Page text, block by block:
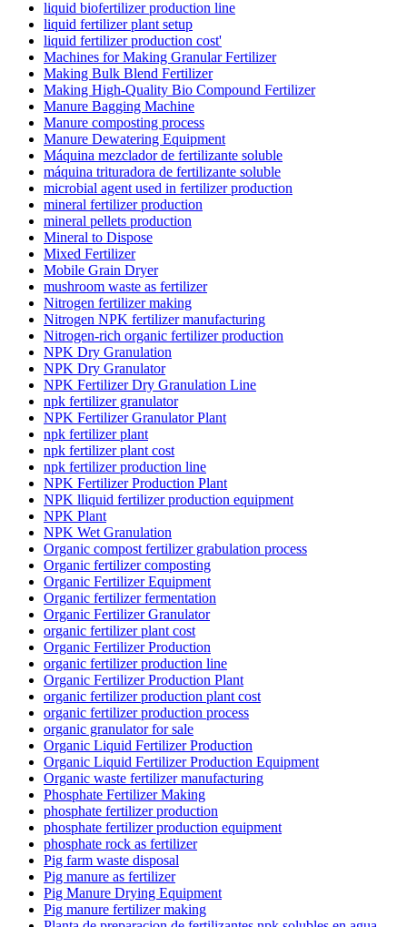
liquid biofertilizer production line
liquid fertilizer plant setup
liquid fertilizer production cost'
Machines for Making Granular Fertilizer
Making Bulk Blend Fertilizer
Making High-Quality Bio Compound Fertilizer
Manure Bagging Machine
Manure composting process
Manure Dewatering Equipment
Máquina mezclador de fertilizante soluble
máquina trituradora de fertilizante soluble
microbial agent used in fertilizer production
mineral fertilizer production
mineral pellets production
Mineral to Dispose
Mixed Fertilizer
Mobile Grain Dryer
mushroom waste as fertilizer
Nitrogen fertilizer making
Nitrogen NPK fertilizer manufacturing
Nitrogen-rich organic fertilizer production
NPK Dry Granulation
NPK Dry Granulator
NPK Fertilizer Dry Granulation Line
npk fertilizer granulator
NPK Fertilizer Granulator Plant
npk fertilizer plant
npk fertilizer plant cost
npk fertilizer production line
NPK Fertilizer Production Plant
NPK lliquid fertilizer production equipment
NPK Plant
NPK Wet Granulation
Organic compost fertilizer grabulation process
Organic fertilizer composting
Organic Fertilizer Equipment
Organic fertilizer fermentation
Organic Fertilizer Granulator
organic fertilizer plant cost
Organic Fertilizer Production
organic fertilizer production line
Organic Fertilizer Production Plant
organic fertilizer production plant cost
organic fertilizer production process
organic granulator for sale
Organic Liquid Fertilizer Production
Organic Liquid Fertilizer Production Equipment
Organic waste fertilizer manufacturing
Phosphate Fertilizer Making
phosphate fertilizer production
phosphate fertilizer production equipment
phosphate rock as fertilizer
Pig farm waste disposal
Pig manure as fertilizer
Pig Manure Drying Equipment
Pig manure fertilizer making